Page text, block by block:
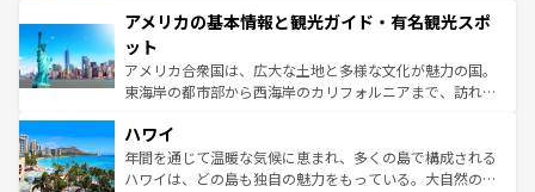
ンツ一覧を参照してほしい。
の建物がそのまま残る町や、スイスならではのユニークな
博物館もあり、アルプス観光だけでなく町歩きも満喫する
ことができる。国民の所得が高いため物価も高いが、旅行
者向けの交通パス提供のサービスもあり、うまく活用すれ
着のスイス情報は
アメリカの基本情報と観光ガイド・有名観光スポ
ット
アメリカ合衆国は、広大な土地と多様な文化が魅力の国。
東海岸の都市部から西海岸のカリフォルニアまで、訪れる
のような巨大都市は、観光、ショッピング、エンターテイ
ンメントが詰まった刺激的なスポットだ。一方、アメリカ
西部には大自然が広がり、グランドキャニオンやイエロー
ハワイ
年間を通じて温暖な気候に恵まれ、多くの島で構成される
ハワイは、どの島も独自の魅力をもっている。大自然の神